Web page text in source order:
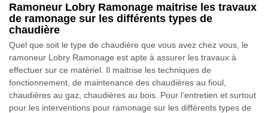
Ramoneur Lobry Ramonage maitrise les travaux
de ramonage sur les différents types de
chaudière
Quel que soit le type de chaudière que vous avez chez vous, le
ramoneur Lobry Ramonage est apte à assurer les travaux à
effectuer sur ce matériel. Il maitrise les techniques de
fonctionnement, de maintenance des chaudières au fioul,
chaudières au gaz, chaudières au bois. Pour l’entretien et surtout
pour les interventions pour ramonage sur les différents types de